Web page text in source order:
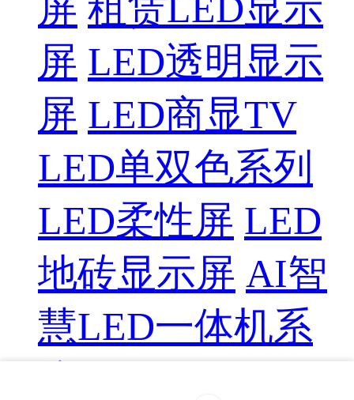
屏 LED透明显示
屏 LED商显TV
LED单双色系列
LED柔性屏 LED
地砖显示屏 AI智
慧LED一体机系